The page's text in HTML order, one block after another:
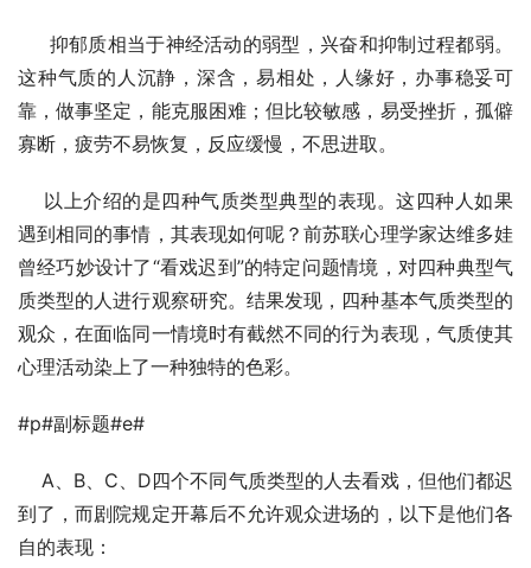
抑郁质相当于神经活动的弱型，兴奋和抑制过程都弱。
这种气质的人沉静，深含，易相处，人缘好，办事稳妥可
靠，做事坚定，能克服困难；但比较敏感，易受挫折，孤僻
寡断，疲劳不易恢复，反应缓慢，不思进取。
以上介绍的是四种气质类型典型的表现。这四种人如果
遇到相同的事情，其表现如何呢？前苏联心理学家达维多娃
曾经巧妙设计了“看戏迟到”的特定问题情境，对四种典型气
质类型的人进行观察研究。结果发现，四种基本气质类型的
观众，在面临同一情境时有截然不同的行为表现，气质使其
心理活动染上了一种独特的色彩。
#p#副标题#e#
A、B、C、D四个不同气质类型的人去看戏，但他们都迟
到了，而剧院规定开幕后不允许观众进场的，以下是他们各
自的表现：